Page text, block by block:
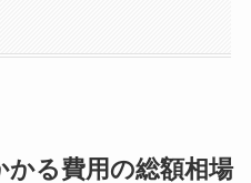
かる費用の総額相場